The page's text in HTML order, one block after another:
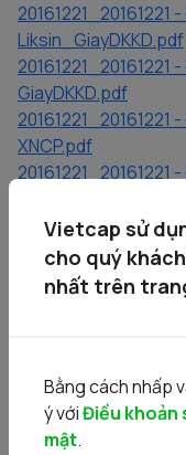
20161221_20161221
Liksin_GiayDKKD.pdf
20161221_20161221
GiayDKKD.pdf
20161221_20161221
XNCP.pdf
20161221_20161221
20161221_20161221
HDTV.pdf
20161221_20161221
30062016.pdf
20161221_20161221
Vietcap sử
cho quý
nhất trên
Bằng cách nhấp
ý vớiĐiều khoản
mật.